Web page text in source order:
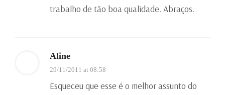
trabalho de tão boa qualidade. Abraços.
Aline
29/11/2011 at 08:58
Esqueceu que esse é o melhor assunto do